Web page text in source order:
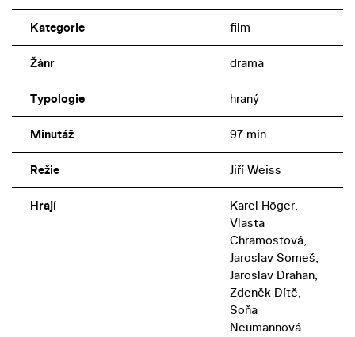
Kategorie film
Žánr drama
Typologie hraný
Minutáž 97 min
Režie Jiří Weiss
Hrají
Karel Höger,
Vlasta
Chramostová,
Jaroslav Someš,
Jaroslav Drahan,
Zdeněk Dítě,
Soňa
Neumannová